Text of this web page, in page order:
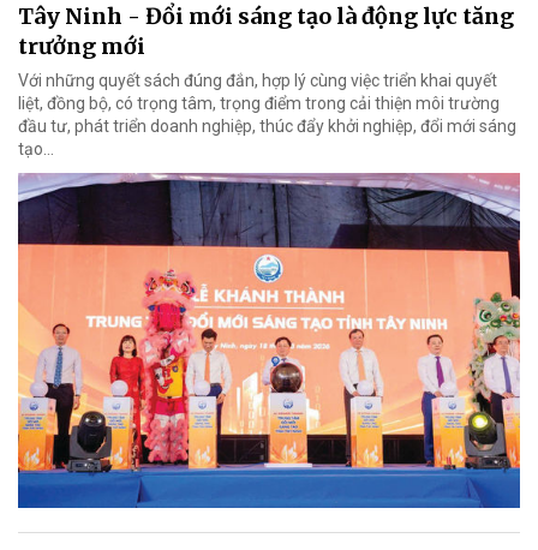
Tây Ninh - Đổi mới sáng tạo là động lực tăng
trưởng mới
Với những quyết sách đúng đắn, hợp lý cùng việc triển khai quyết
liệt, đồng bộ, có trọng tâm, trọng điểm trong cải thiện môi trường
đầu tư, phát triển doanh nghiệp, thúc đẩy khởi nghiệp, đổi mới sáng
tạo…